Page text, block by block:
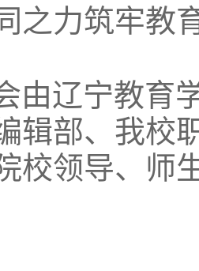
之力筑牢教
由辽宁教育
辑部、我校
校领导、师